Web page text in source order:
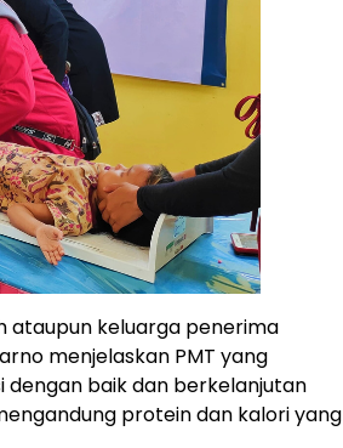
ataupun keluarga penerima
menjelaskan PMT yang
dengan baik dan berkelanjutan
protein dan kalori yang